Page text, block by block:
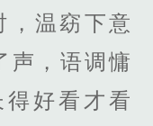
，温窈下意
声，语调慵
好看才看